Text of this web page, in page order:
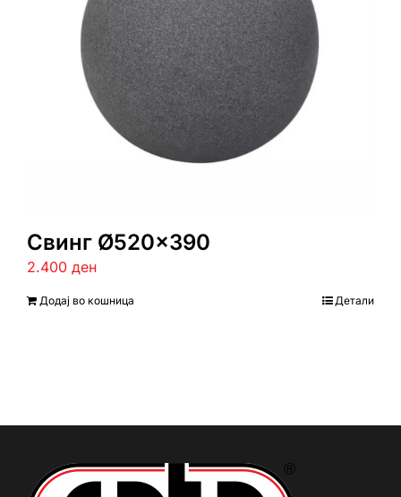
Свинг Ø520×390
2.400 ден
Додај во кошница Детали